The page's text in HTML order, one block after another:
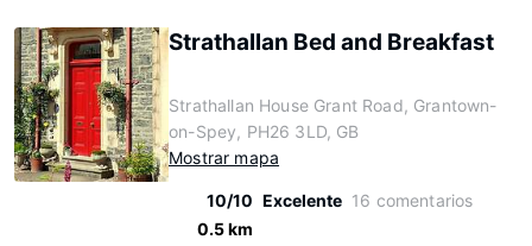
Strathallan Bed and Breakfast
Strathallan House Grant Road, Grantown-
on-Spey, PH26 3LD, GB
Mostrar mapa
10/10 Excelente 16 comentarios
0.5 km